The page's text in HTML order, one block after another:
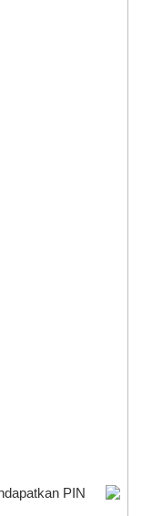
PIN